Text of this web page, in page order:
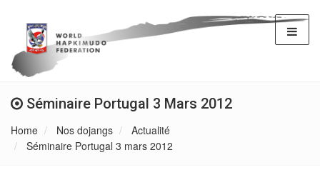
Séminaire Portugal 3 Mars 2012
Home Nos dojangs
Actualité
Séminaire Portugal 3 mars 2012